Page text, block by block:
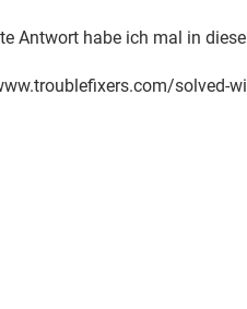
Antwort habe ich mal in
solved-